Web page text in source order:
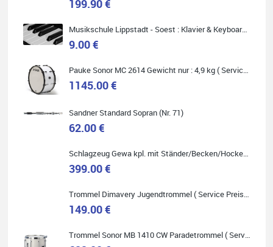
Quelle: Google-Rezension
Marie-Luise Mroß
Ich bin super zufrieden mit meiner neuen Ukulele! Einfach am
Freitag vorbeigekommen, eben geklingelt und top beraten
worden. Ich würde den Besuch im Musikgeschäft Stöppel jedem
Onlineshopping vorziehen.
Quelle: Google-Rezension
199.90 €
Musikschule Lippstadt - Soest : Klavier & Keyboardunterricht
9.00 €
Pauke Sonor MC 2614 Gewicht nur : 4,9 kg ( Service Preis inkl. Werkstatt Service )
1145.00 €
Sandner Standard Sopran (Nr. 71)
62.00 €
Schlagzeug Gewa kpl. mit Ständer/Becken/Hocker DER RENNER ! (Service Preis inkl. Werkstatt Service)
399.00 €
Trommel Dimavery Jugendtrommel ( Service Preis inkl. Werkstatt Service )
149.00 €
Trommel Sonor MB 1410 CW Paradetrommel ( Service Preis inkl. Werkstatt Service )